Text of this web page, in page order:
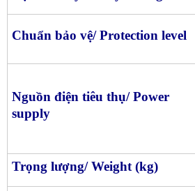
Chuẩn bảo vệ/ Protection level
Nguồn điện tiêu thụ/ Power
supply
Trọng lượng/ Weight (kg)